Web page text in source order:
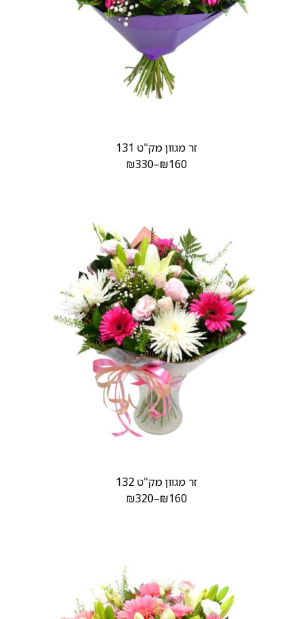
זר מגוון מק"ט 131
₪160
–
₪330
זר מגוון מק"ט 132
₪160
–
₪320